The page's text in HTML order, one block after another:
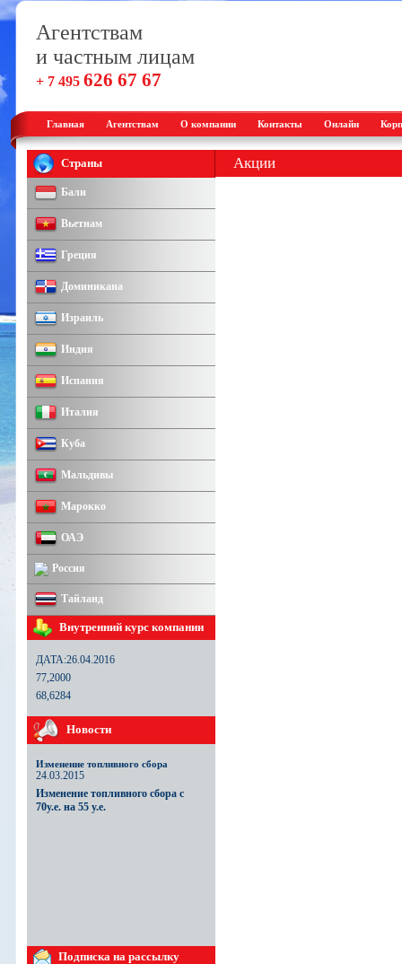
Агентствам
и частным лицам
+ 7 495 626 67 67
Главная Агентствам О компании Контакты Онлайн
Страны
Бали
Вьетнам
Греция
Доминикана
Израиль
Индия
Испания
Италия
Куба
Мальдивы
Марокко
ОАЭ
Россия
Тайланд
Внутренний курс компании
ДАТА:26.04.2016
77,2000
68,6284
Новости
Изменение топливного сбора
24.03.2015
Изменение топливного сбора с
70у.е. на 55 у.е.
24.03.2015Подписка на рассылку
Акции